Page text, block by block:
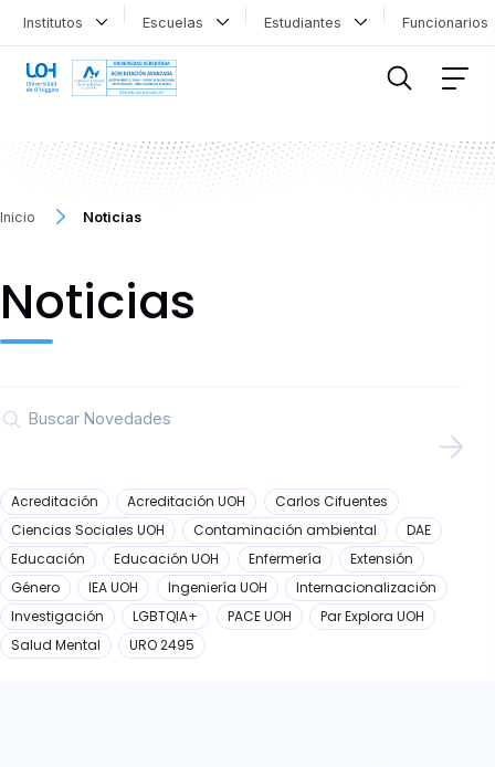
Institutos Escuelas Estudiantes
Inicio Noticias
Noticias
Acreditación Acreditación UOH
Carlos Cifuentes
Ciencias Sociales UOH
Contaminación ambiental
DAE
Educación
Educación UOH Enfermería
Extensión
Género
IEA UOH Ingeniería UOH
Internacionalización
Investigación
LGBTQIA+ PACE UOH
Par Explora UOH
Salud Mental
URO 2495